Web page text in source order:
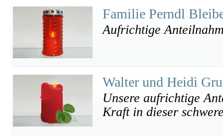
Familie Perndl
Aufrichtige
Walter und Heidi
Unsere aufrichtige
Kraft in dieser